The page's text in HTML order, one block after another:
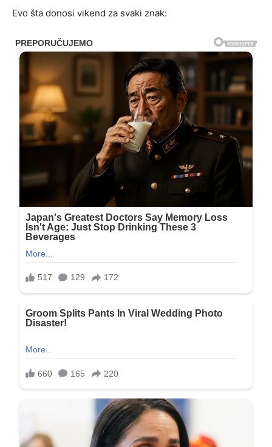
Evo šta donosi vikend za svaki znak: